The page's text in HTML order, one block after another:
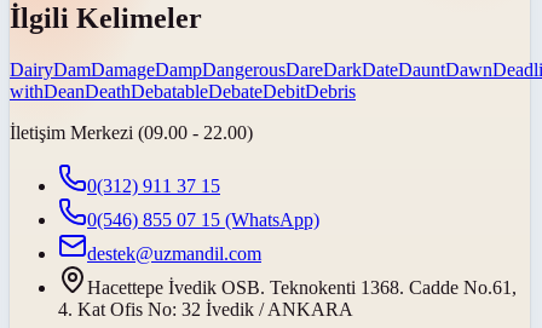
İlgili Kelimeler
DairyDamDamageDampDangerousDareDarkDateDauntDawn
withDeanDeathDebatableDebateDebitDebris
İletişim Merkezi (09.00 - 22.00)
0(312) 911 37 15
0(546) 855 07 15 (WhatsApp)
destek@uzmandil.com
Hacettepe İvedik OSB. Teknokenti 1368. Cadde No.61,
4. Kat Ofis No: 32 İvedik / ANKARA